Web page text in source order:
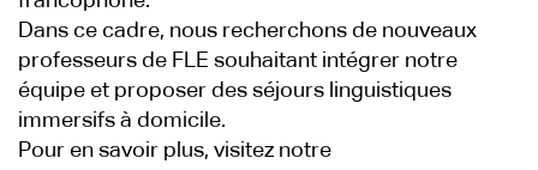
Dans ce cadre, nous recherchons de nouveaux
professeurs de FLE souhaitant intégrer notre
équipe et proposer des séjours linguistiques
immersifs à domicile.
Pour en savoir plus, visitez notre